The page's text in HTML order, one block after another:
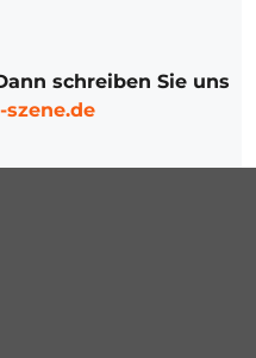
schreiben Sie uns